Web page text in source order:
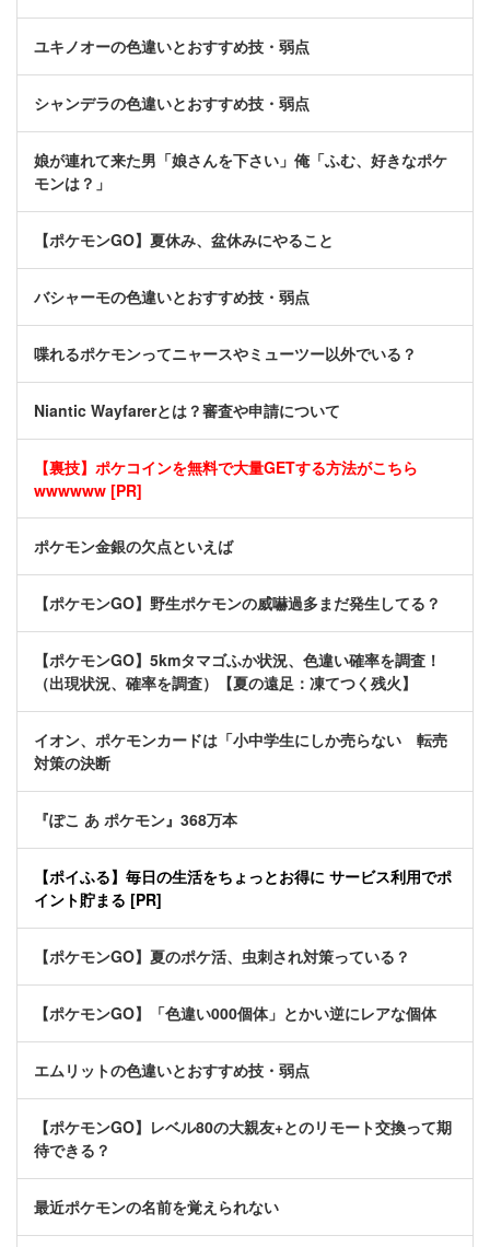
ユキノオーの色違いとおすすめ技・弱点
シャンデラの色違いとおすすめ技・弱点
娘が連れて来た男「娘さんを下さい」俺「ふむ、好きなポケ
モンは？」
【ポケモンGO】夏休み、盆休みにやること
バシャーモの色違いとおすすめ技・弱点
喋れるポケモンってニャースやミューツー以外でいる？
Niantic Wayfarerとは？審査や申請について
【裏技】ポケコインを無料で大量GETする方法がこちら
wwwwww [PR]
ポケモン金銀の欠点といえば
【ポケモンGO】野生ポケモンの威嚇過多まだ発生してる？
【ポケモンGO】5kmタマゴふか状況、色違い確率を調査！
（出現状況、確率を調査）【夏の遠足：凍てつく残火】
イオン、ポケモンカードは「小中学生にしか売らない 転売
対策の決断
『ぽこ あ ポケモン』368万本
【ポイふる】毎日の生活をちょっとお得に サービス利用でポ
イント貯まる [PR]
【ポケモンGO】夏のポケ活、虫刺され対策っている？
【ポケモンGO】「色違い000個体」とかい逆にレアな個体
エムリットの色違いとおすすめ技・弱点
【ポケモンGO】レベル80の大親友+とのリモート交換って期
待できる？
最近ポケモンの名前を覚えられない